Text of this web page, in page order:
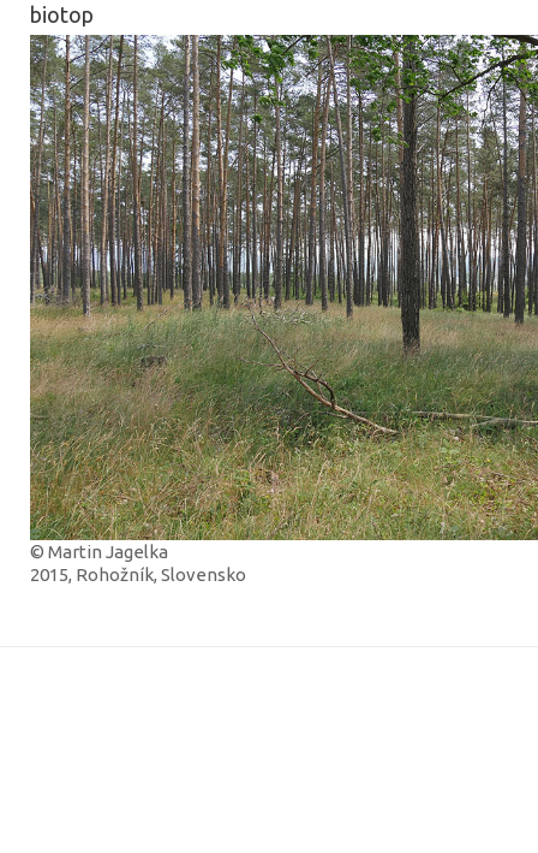
biotop
© Martin Jagelka
2015, Rohožník, Slovensko